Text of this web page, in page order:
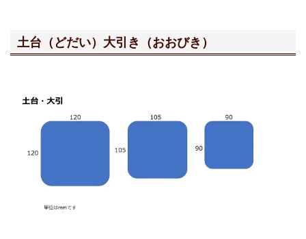
土台（どだい）大引き（おおびき）